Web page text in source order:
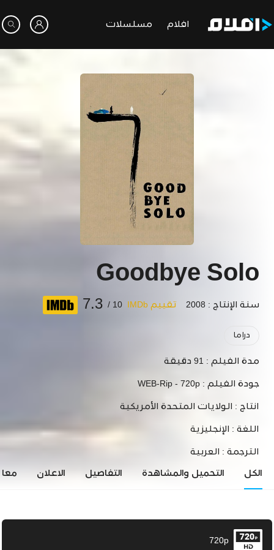
افلام مسلسلات
Goodbye Solo
سنة الإنتاج : 2008 تقييم IMDb 10 /
7.3
دراما
مدة الفيلم : 91 دقيقة
جودة الفيلم : WEB-Rip - 720p
انتاج : الولايات المتحدة الأمريكية
اللغة : الإنجليزية
الترجمة : العربية
الكل التحميل والمشاهدة التفاصيل الاعلان
720p